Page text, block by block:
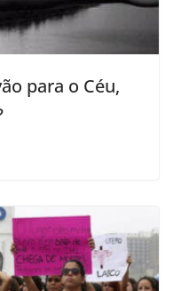
para o Céu,